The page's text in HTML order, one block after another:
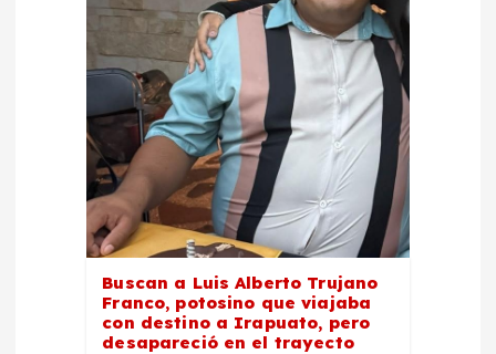
Buscan a Luis Alberto Trujano
Franco, potosino que viajaba
con destino a Irapuato, pero
desapareció en el trayecto